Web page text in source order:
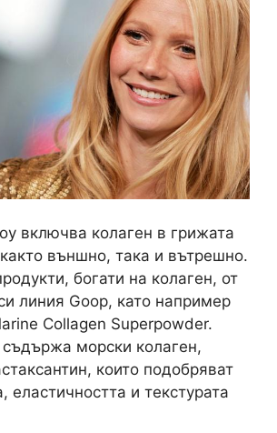
включва колаген в грижата
външно, така и вътрешно.
богати на колаген, от
линия Goop, като например
Collagen Superpowder.
съдържа морски колаген,
които подобряват
еластичността и текстурата